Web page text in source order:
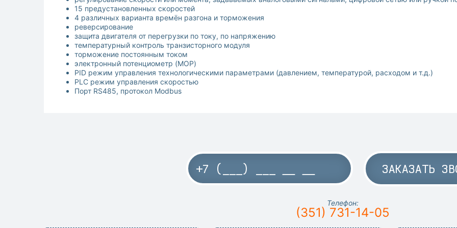
15 предустановленных скоростей
4 различных варианта времён разгона и торможения
реверсирование
защита двигателя от перегрузки по току, по напряжению
температурный контроль транзисторного модуля
торможение постоянным током
электронный потенциометр (MOP)
PID режим управления технологическими параметрами (давлением, температурой, расходом и т.д.)
PLC режим управления скоростью
Порт RS485, протокол Modbus
ЗАКАЗАТЬ
Телефон:
(351) 731-14-05